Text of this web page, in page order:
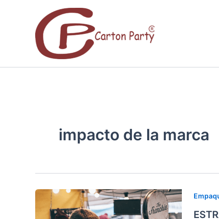
contenido
impacto de la marca